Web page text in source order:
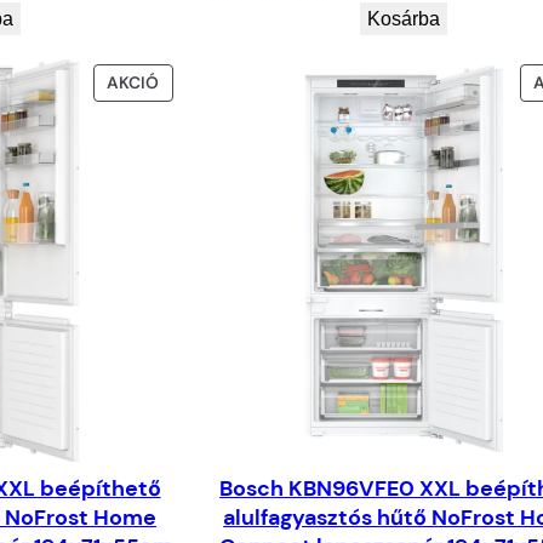
Kosárba
AKCIÓAKCIÓS
TERMÉK
beépíthető
Home
Bosch KBN96VFE0 XXL
alulfagyasztós hűtő NoFrost